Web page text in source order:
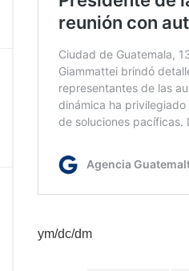
ym/dc/dm